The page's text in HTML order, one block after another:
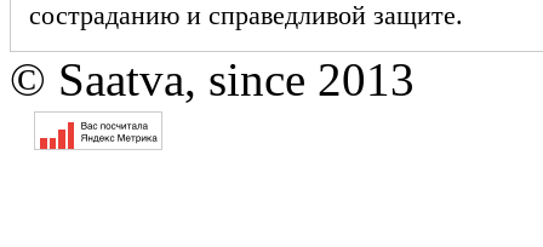
состраданию и справедливой защите.
© Saatva, since 2013